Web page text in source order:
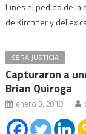
lunes el pedido de la
de Kirchner y del ex
SERA JUSTICIA
Capturaron a
Brian Quiroga
enero 3, 2018